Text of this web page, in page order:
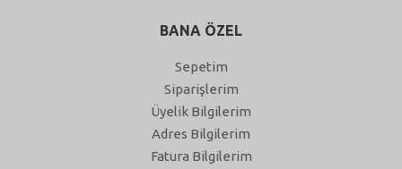
BANA ÖZEL
Sepetim
Siparişlerim
Üyelik Bilgilerim
Adres Bilgilerim
Fatura Bilgilerim